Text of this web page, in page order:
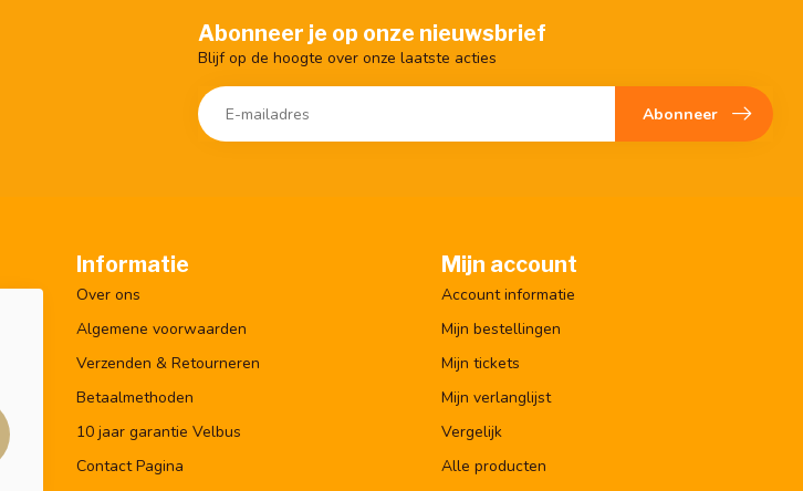
Abonneer je op onze nieuwsbrief
Blijf op de hoogte over onze laatste acties
Abonneer
Informatie
Over ons
Algemene voorwaarden
Verzenden & Retourneren
Betaalmethoden
10 jaar garantie Velbus
Contact Pagina
Mijn account
Account informatie
Mijn bestellingen
Mijn tickets
Mijn verlanglijst
Vergelijk
Alle producten